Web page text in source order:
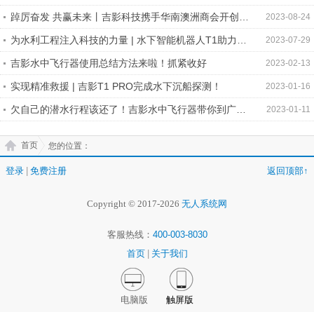
创应急管理事业新版图！！
踔厉奋发 共赢未来丨吉影科技携手华南澳洲商会开创水
域无人系统智时代！
2023-08-24
为水利工程注入科技的力量 | 水下智能机器人T1助力水
井检测！！
2023-07-29
吉影水中飞行器使用总结方法来啦！抓紧收好 2023-02-13
实现精准救援 | 吉影T1 PRO完成水下沉船探测！ 2023-01-16
欠自己的潜水行程该还了！吉影水中飞行器带你到广西
水底自由遨游
2023-01-11
您的位置：
首页
登录 免费注册 返回顶部↑
Copyright © 2017-2026 无人系统网
客服热线： 400-003-8030
首页
关于我们
电脑版 触屏版